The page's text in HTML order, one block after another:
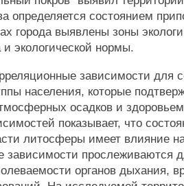
определяется состоянием
города выявлены зоны
и экологической нормы.
зависимости для
населения, которые
осадков и
показывает, что
литосферы имеет влияние
зависимости прослеживаются
органов дыхания,